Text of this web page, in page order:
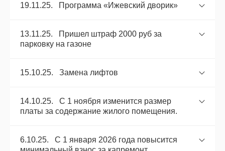
19.11.25. Программа «Ижевский дворик»
13.11.25. Пришел штраф 2000 руб за
парковку на газоне
15.10.25. Замена лифтов
14.10.25. С 1 ноября изменится размер
платы за содержание жилого помещения.
6.10.25. С 1 января 2026 года повысится